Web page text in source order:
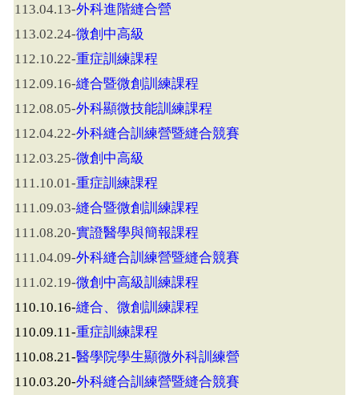
113.04.13-外科進階縫合營
113.02.24-微創中高級
112.10.22-重症訓練課程
112.09.16-縫合暨微創訓練課程
112.08.05-外科顯微技能訓練課程
112.04.22-外科縫合訓練營暨縫合競賽
112.03.25-微創中高級
111.10.01-重症訓練課程
111.09.03-縫合暨微創訓練課程
111.08.20-實證醫學與簡報課程
111.04.09-外科縫合訓練營暨縫合競賽
111.02.19-微創中高級訓練課程
110.10.16-縫合、微創訓練課程
110.09.11-重症訓練課程
110.08.21-醫學院學生顯微外科訓練營
110.03.20-外科縫合訓練營暨縫合競賽